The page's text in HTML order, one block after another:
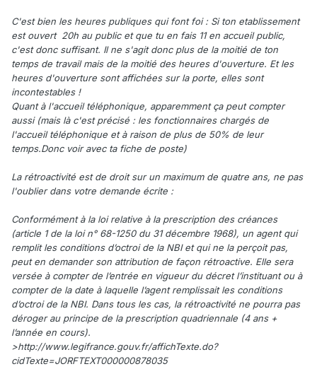
C'est bien les heures publiques qui font foi : Si ton etablissement
est ouvert 20h au public et que tu en fais 11 en accueil public,
c'est donc suffisant. Il ne s'agit donc plus de la moitié de ton
temps de travail mais de la moitié des heures d'ouverture. Et les
heures d'ouverture sont affichées sur la porte, elles sont
incontestables !
Quant à l'accueil téléphonique, apparemment ça peut compter
aussi (mais là c'est précisé : les fonctionnaires chargés de
l'accueil téléphonique et à raison de plus de 50% de leur
temps.Donc voir avec ta fiche de poste)
La rétroactivité est de droit sur un maximum de quatre ans, ne pas
l'oublier dans votre demande écrite :
Conformément à la loi relative à la prescription des créances
(article 1 de la loi n° 68-1250 du 31 décembre 1968), un agent qui
remplit les conditions d’octroi de la NBI et qui ne la perçoit pas,
peut en demander son attribution de façon rétroactive. Elle sera
versée à compter de l’entrée en vigueur du décret l’instituant ou à
compter de la date à laquelle l’agent remplissait les conditions
d’octroi de la NBI. Dans tous les cas, la rétroactivité ne pourra pas
déroger au principe de la prescription quadriennale (4 ans +
l’année en cours).
>http://www.legifrance.gouv.fr/affichTexte.do?
cidTexte=JORFTEXT000000878035